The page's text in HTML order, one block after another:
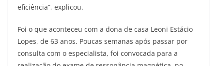
eficiência”, explicou.
Foi o que aconteceu com a dona de casa Leoni Estácio
Lopes, de 63 anos. Poucas semanas após passar por
consulta com o especialista, foi convocada para a